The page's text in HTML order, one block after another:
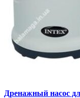
Дренажный насос